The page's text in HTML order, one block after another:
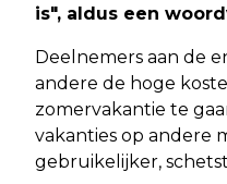
is", aldus een
Deelnemers aan de
andere de hoge
zomervakantie te
vakanties op andere
gebruikelijker,